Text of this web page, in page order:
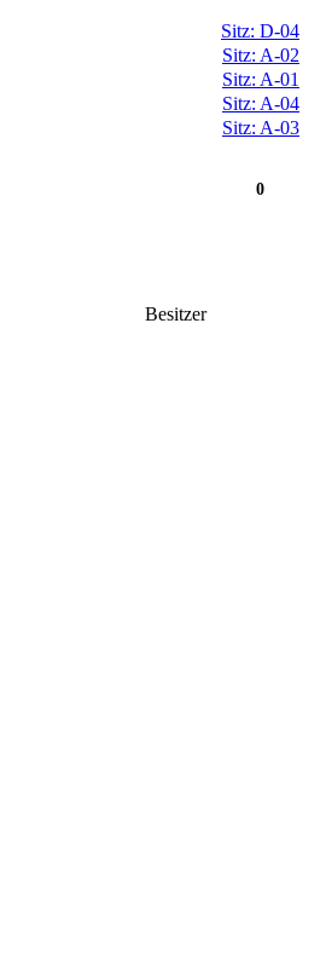
Sitz: D-04
Sitz: A-02
Sitz: A-01
Sitz: A-04
Sitz: A-03
0
Besitzer